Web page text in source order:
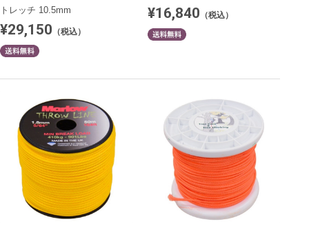
トレッチ 10.5mm
¥29,150 （税込）
¥16,840 （税込）